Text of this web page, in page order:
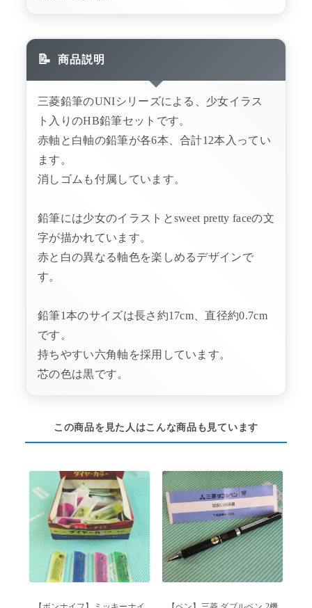
商品説明
三菱鉛筆のUNIシリーズによる、少女イラス
ト入りのHB鉛筆セットです。
赤軸と白軸の鉛筆が各6本、合計12本入ってい
ます。
消しゴムも付属しています。
鉛筆には少女のイラストとsweet pretty faceの文
字が描かれています。
赤と白の異なる軸色を楽しめるデザインで
す。
鉛筆1本のサイズは長さ約17cm、直径約0.7cm
です。
持ちやすい六角軸を採用しています。
芯の色は黒です。
この商品を見た人はこんな商品も見ています